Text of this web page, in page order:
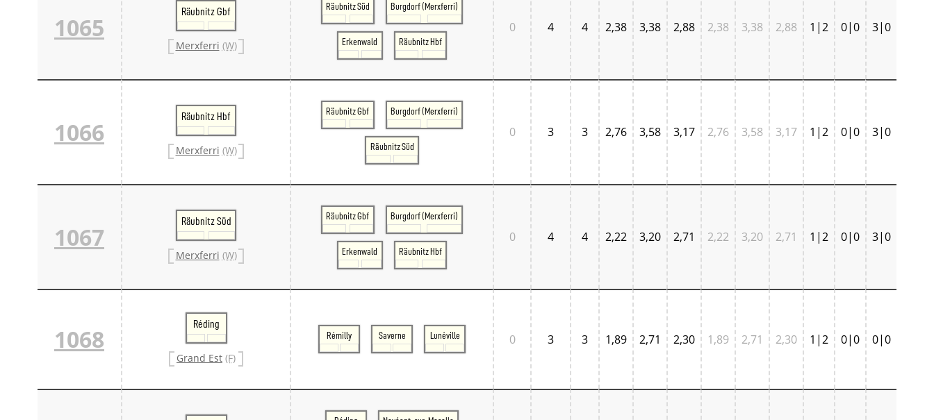
1065
Räubnitz Gbf
Merxferri (W)
Räubnitz Süd Burgdorf (Merxferri)
Erkenwald Räubnitz Hbf
0 4 4 2,38 3,38 2,88 2,38 3,38 2,88 1|2 0|0 3|0
1066
Räubnitz Hbf
Merxferri (W)
Räubnitz Gbf Burgdorf (Merxferri)
Räubnitz Süd
0 3 3 2,76 3,58 3,17 2,76 3,58 3,17 1|2 0|0 3|0
1067
Räubnitz Süd
Merxferri (W)
Räubnitz Gbf Burgdorf (Merxferri)
Erkenwald Räubnitz Hbf
0 4 4 2,22 3,20 2,71 2,22 3,20 2,71 1|2 0|0 3|0
1068
Réding
Grand Est (F)
Rémilly Saverne Lunéville 0 3 3 1,89 2,71 2,30 1,89 2,71 2,30 1|2 0|0 0|0